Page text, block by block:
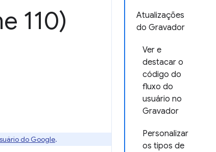
Atualizações
do Gravador
Ver e
destacar o
código do
fluxo do
usuário no
Gravador
Personalizar
os tipos de
110)
do Google.